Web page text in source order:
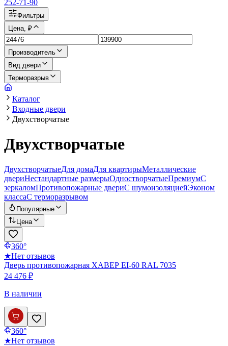
252-71-90
Фильтры
Цена, ₽
Производитель
Вид двери
Терморазрыв
Каталог
Входные двери
Двухстворчатые
Двухстворчатые
ДвухстворчатыеДля домаДля квартирыМеталлические
двериНестандартные размерыОдностворчатыеПремиумС
зеркаломПротивопожарные двериС шумоизоляциейЭконом
классаС терморазрывом
Популярные
Цена
360°
★Нет отзывов
Дверь противопожарная ХАВЕР EI-60 RAL 7035
24 476 ₽
В наличии
360°
★Нет отзывов